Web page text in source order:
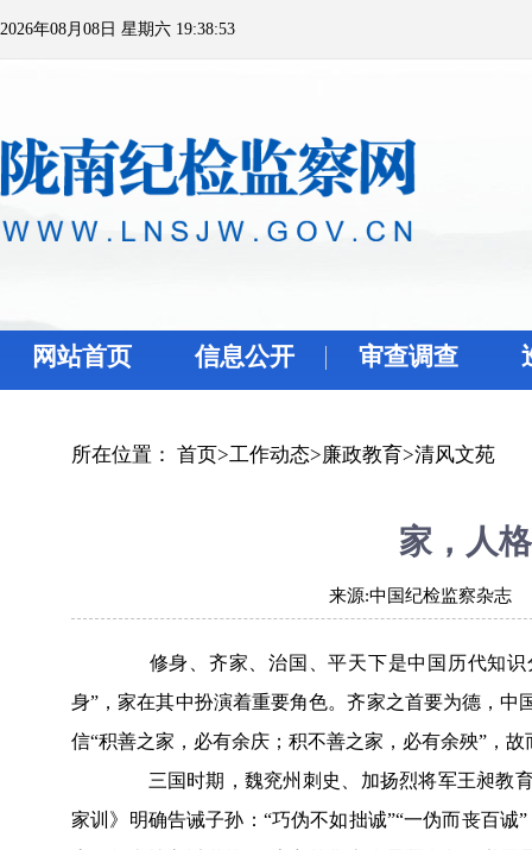
2026年08月08日 星期六 19:38:53
网站首页 信息公开 审查调查
所在位置： 首页>工作动态>廉政教育>清风文苑
家，人
来源:中国纪检监察杂志
修身、齐家、治国、平天下是中国历代知识
身”，家在其中扮演着重要角色。齐家之首要为德，
信“积善之家，必有余庆；积不善之家，必有余殃”，
三国时期，魏兖州刺史、加扬烈将军王昶教育
家训》明确告诫子孙：“巧伪不如拙诚”“一伪而丧百